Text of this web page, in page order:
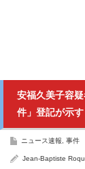
安福久美子容
件」登記が示
ニュース速報 事件
Jean-Baptiste